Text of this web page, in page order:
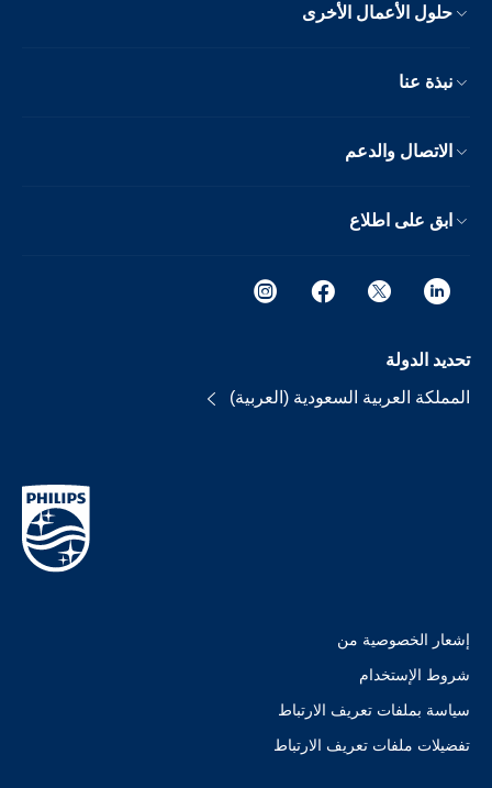
حلول الأعمال الأخرى
نبذة عنا
الاتصال والدعم
ابق على اطلاع
تحديد الدولة
المملكة العربية السعودية (العربية)
إشعار الخصوصية من
شروط الإستخدام
سياسة بملفات تعريف الارتباط
تفضيلات ملفات تعريف الارتباط